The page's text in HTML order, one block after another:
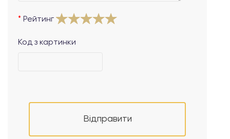
Рейтинг
Код з картинки
Відправити